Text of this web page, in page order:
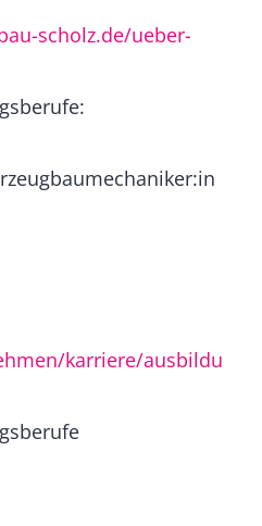
scholz.de/ueber-
karriere/ausbildu